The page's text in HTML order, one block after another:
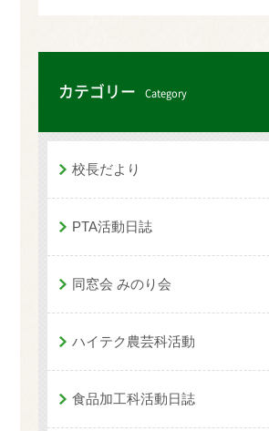
カテゴリー Category
校長だより
PTA活動日誌
同窓会 みのり会
ハイテク農芸科活動
食品加工科活動日誌